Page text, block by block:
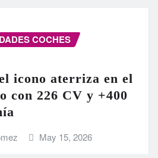
COCHES
icono aterriza en el
con 226 CV y +400
May 15, 2026